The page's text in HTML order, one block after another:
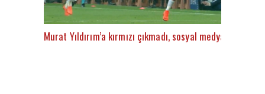
Murat Yıldırım’a kırmızı çıkmadı, sosyal medya patladı!